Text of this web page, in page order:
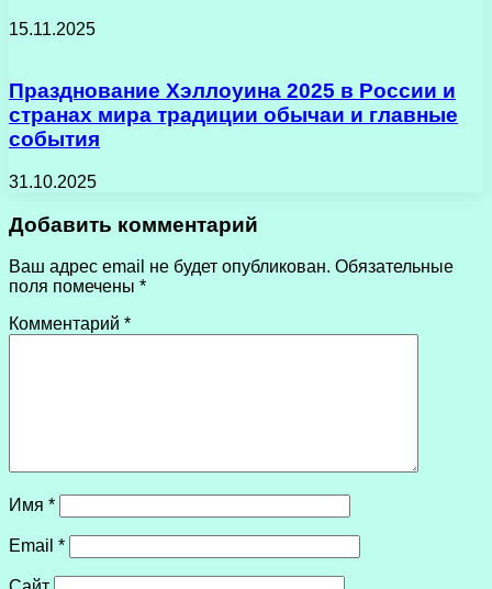
15.11.2025
Празднование Хэллоуина 2025 в России и
странах мира традиции обычаи и главные
события
31.10.2025
Добавить комментарий
Ваш адрес email не будет опубликован. Обязательные
поля помечены *
Комментарий *
Имя *
Email *